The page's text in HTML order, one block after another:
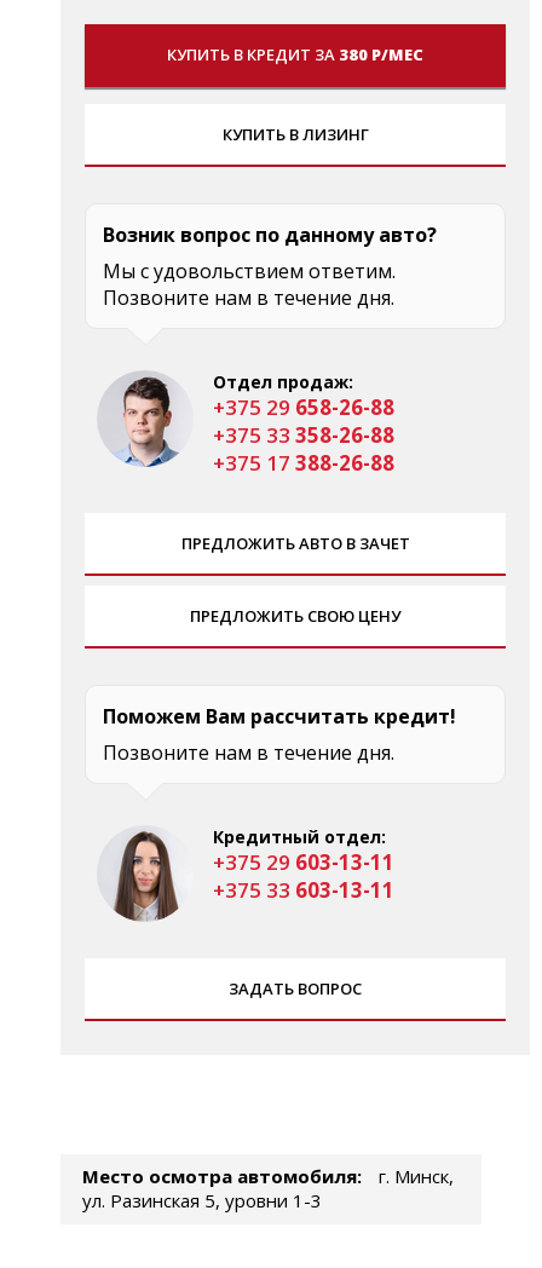
КУПИТЬ В КРЕДИТ ЗА 380 Р/МЕС
КУПИТЬ В ЛИЗИНГ
Возник вопрос по данному авто?
Мы с удовольствием ответим.
Позвоните нам в течение дня.
Отдел продаж:
+375 29 658-26-88
+375 33 358-26-88
+375 17 388-26-88
ПРЕДЛОЖИТЬ АВТО В ЗАЧЕТ
ПРЕДЛОЖИТЬ СВОЮ ЦЕНУ
Поможем Вам рассчитать кредит!
Позвоните нам в течение дня.
Кредитный отдел:
+375 29 603-13-11
+375 33 603-13-11
ЗАДАТЬ ВОПРОС
Место осмотра автомобиля:
г. Минск,
ул. Разинская 5, уровни 1-3